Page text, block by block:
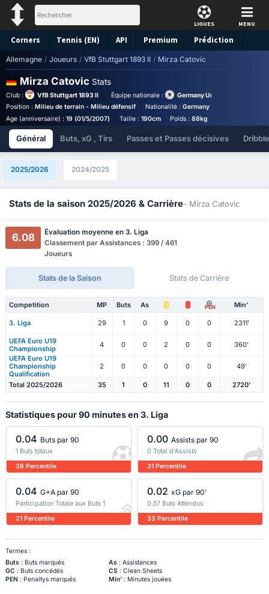
LIGUES MENU
Corners Tennis (EN) API Premium Prédiction
Allemagne / Joueurs / VfB Stuttgart 1893 II / Mirza Catovic
Mirza Catovic Stats
Club : VfB Stuttgart 1893 II Équipe nationale :
Germany Under 19
Position : Milieu de terrain - Milieu défensif Nationalité : Germany
Age (anniversaire) : 19 (01/5/2007) Taille : 190cm Poids :88kg
Général Buts, xG , Tirs Passes et Passes décisives
2025/2026 2024/2025
Stats de la saison 2025/2026 & Carrière- Mirza Catovic
6.08
Évaluation moyenne en 3. Liga
Classement par Assistances : 399 / 461
Joueurs
Stats de la Saison Stats de Carrière
Competition MP Buts As PEN Min'
3. Liga 29 1 0 9 0 0 2311'
UEFA Euro U19
Championship
4 0 0 2 0 0
360'
UEFA Euro U19
Championship
Qualification
2 0 0 0 0 0 49'
Total 2025/2026 35 1 0 11 0 0 2720'
Statistiques pour 90 minutes en 3. Liga
0.04 Buts par 90
1 Buts totaux
38 Percentile
0.00 Assists par 90
0 Total d'Assists
31 Percentile
0.04 G+A par 90
Participation Totale aux Buts 1
21 Percentile
0.02 xG par 90'
0.57 Buts Attendus
33 Percentile
Termes :
Buts: Buts marqués As: Assistances
GC : Buts concédés CS: Clean Sheets
PEN : Penaltys marqués Min': Minutes jouées